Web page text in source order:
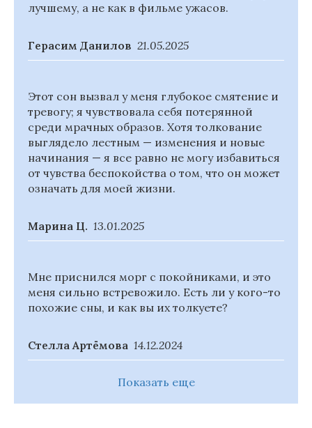
лучшему, а не как в фильме ужасов.
Герасим Данилов 21.05.2025
Этот сон вызвал у меня глубокое смятение и
тревогу; я чувствовала себя потерянной
среди мрачных образов. Хотя толкование
выглядело лестным — изменения и новые
начинания — я все равно не могу избавиться
от чувства беспокойства о том, что он может
означать для моей жизни.
Марина Ц. 13.01.2025
Мне приснился морг с покойниками, и это
меня сильно встревожило. Есть ли у кого-то
похожие сны, и как вы их толкуете?
Стелла Артёмова 14.12.2024
Показать еще